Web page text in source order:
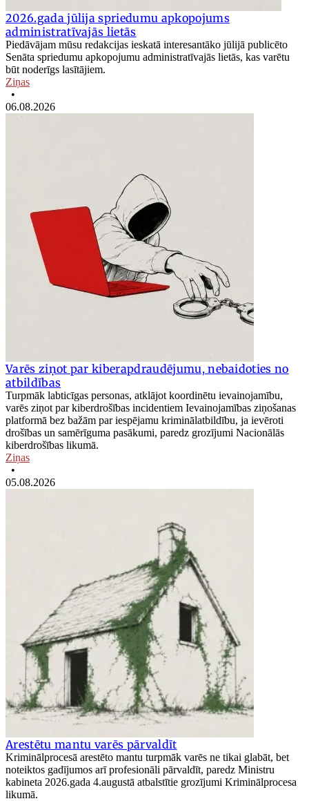
2026.gada jūlija spriedumu apkopojums
administratīvajās lietās
Piedāvājam mūsu redakcijas ieskatā interesantāko jūlijā publicēto
Senāta spriedumu apkopojumu administratīvajās lietās, kas varētu
būt noderīgs lasītājiem.
Ziņas
•
06.08.2026
Varēs ziņot par kiberapdraudējumu, nebaidoties no
atbildības
Turpmāk labticīgas personas, atklājot koordinētu ievainojamību,
varēs ziņot par kiberdrošības incidentiem Ievainojamības ziņošanas
platformā bez bažām par iespējamu kriminālatbildību, ja ievēroti
drošības un samērīguma pasākumi, paredz grozījumi Nacionālās
kiberdrošības likumā.
Ziņas
•
05.08.2026
Arestētu mantu varēs pārvaldīt
Kriminālprocesā arestēto mantu turpmāk varēs ne tikai glabāt, bet
noteiktos gadījumos arī profesionāli pārvaldīt, paredz Ministru
kabineta 2026.gada 4.augustā atbalstītie grozījumi Kriminālprocesa
likumā.